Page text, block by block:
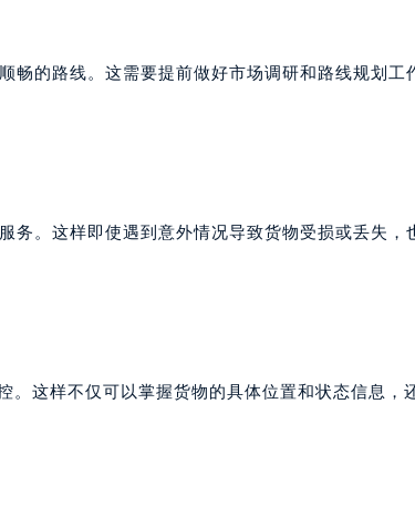
畅的路线。这需要提前做好市场调研和路线规划工
务。这样即使遇到意外情况导致货物受损或丢失，
。这样不仅可以掌握货物的具体位置和状态信息，